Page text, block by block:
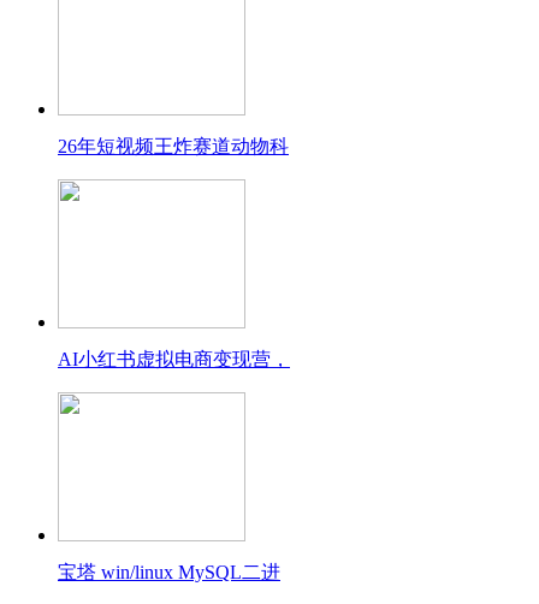
26年短视频王炸赛道动物科
AI小红书虚拟电商变现营，
宝塔 win/linux MySQL二进